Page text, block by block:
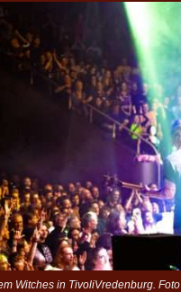
Witches in TivoliVredenburg.